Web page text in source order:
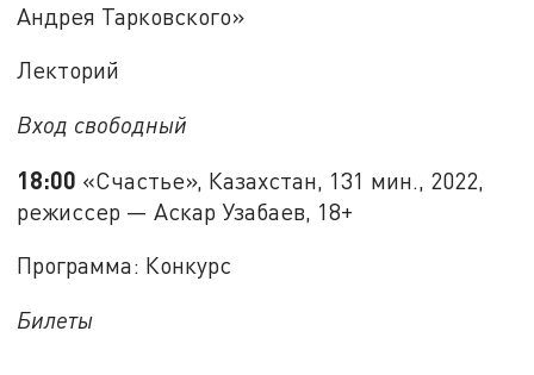
Андрея Тарковского»
Лекторий
Вход свободный
18:00 «Счастье», Казахстан, 131 мин., 2022,
режиссер — Аскар Узабаев, 18+
Программа: Конкурс
Билеты